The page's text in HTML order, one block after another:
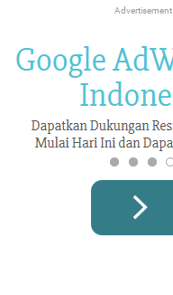
Advertisement